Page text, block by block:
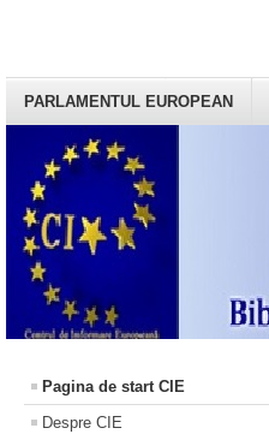
PARLAMENTUL EUROPEAN
Pagina de start CIE
Despre CIE